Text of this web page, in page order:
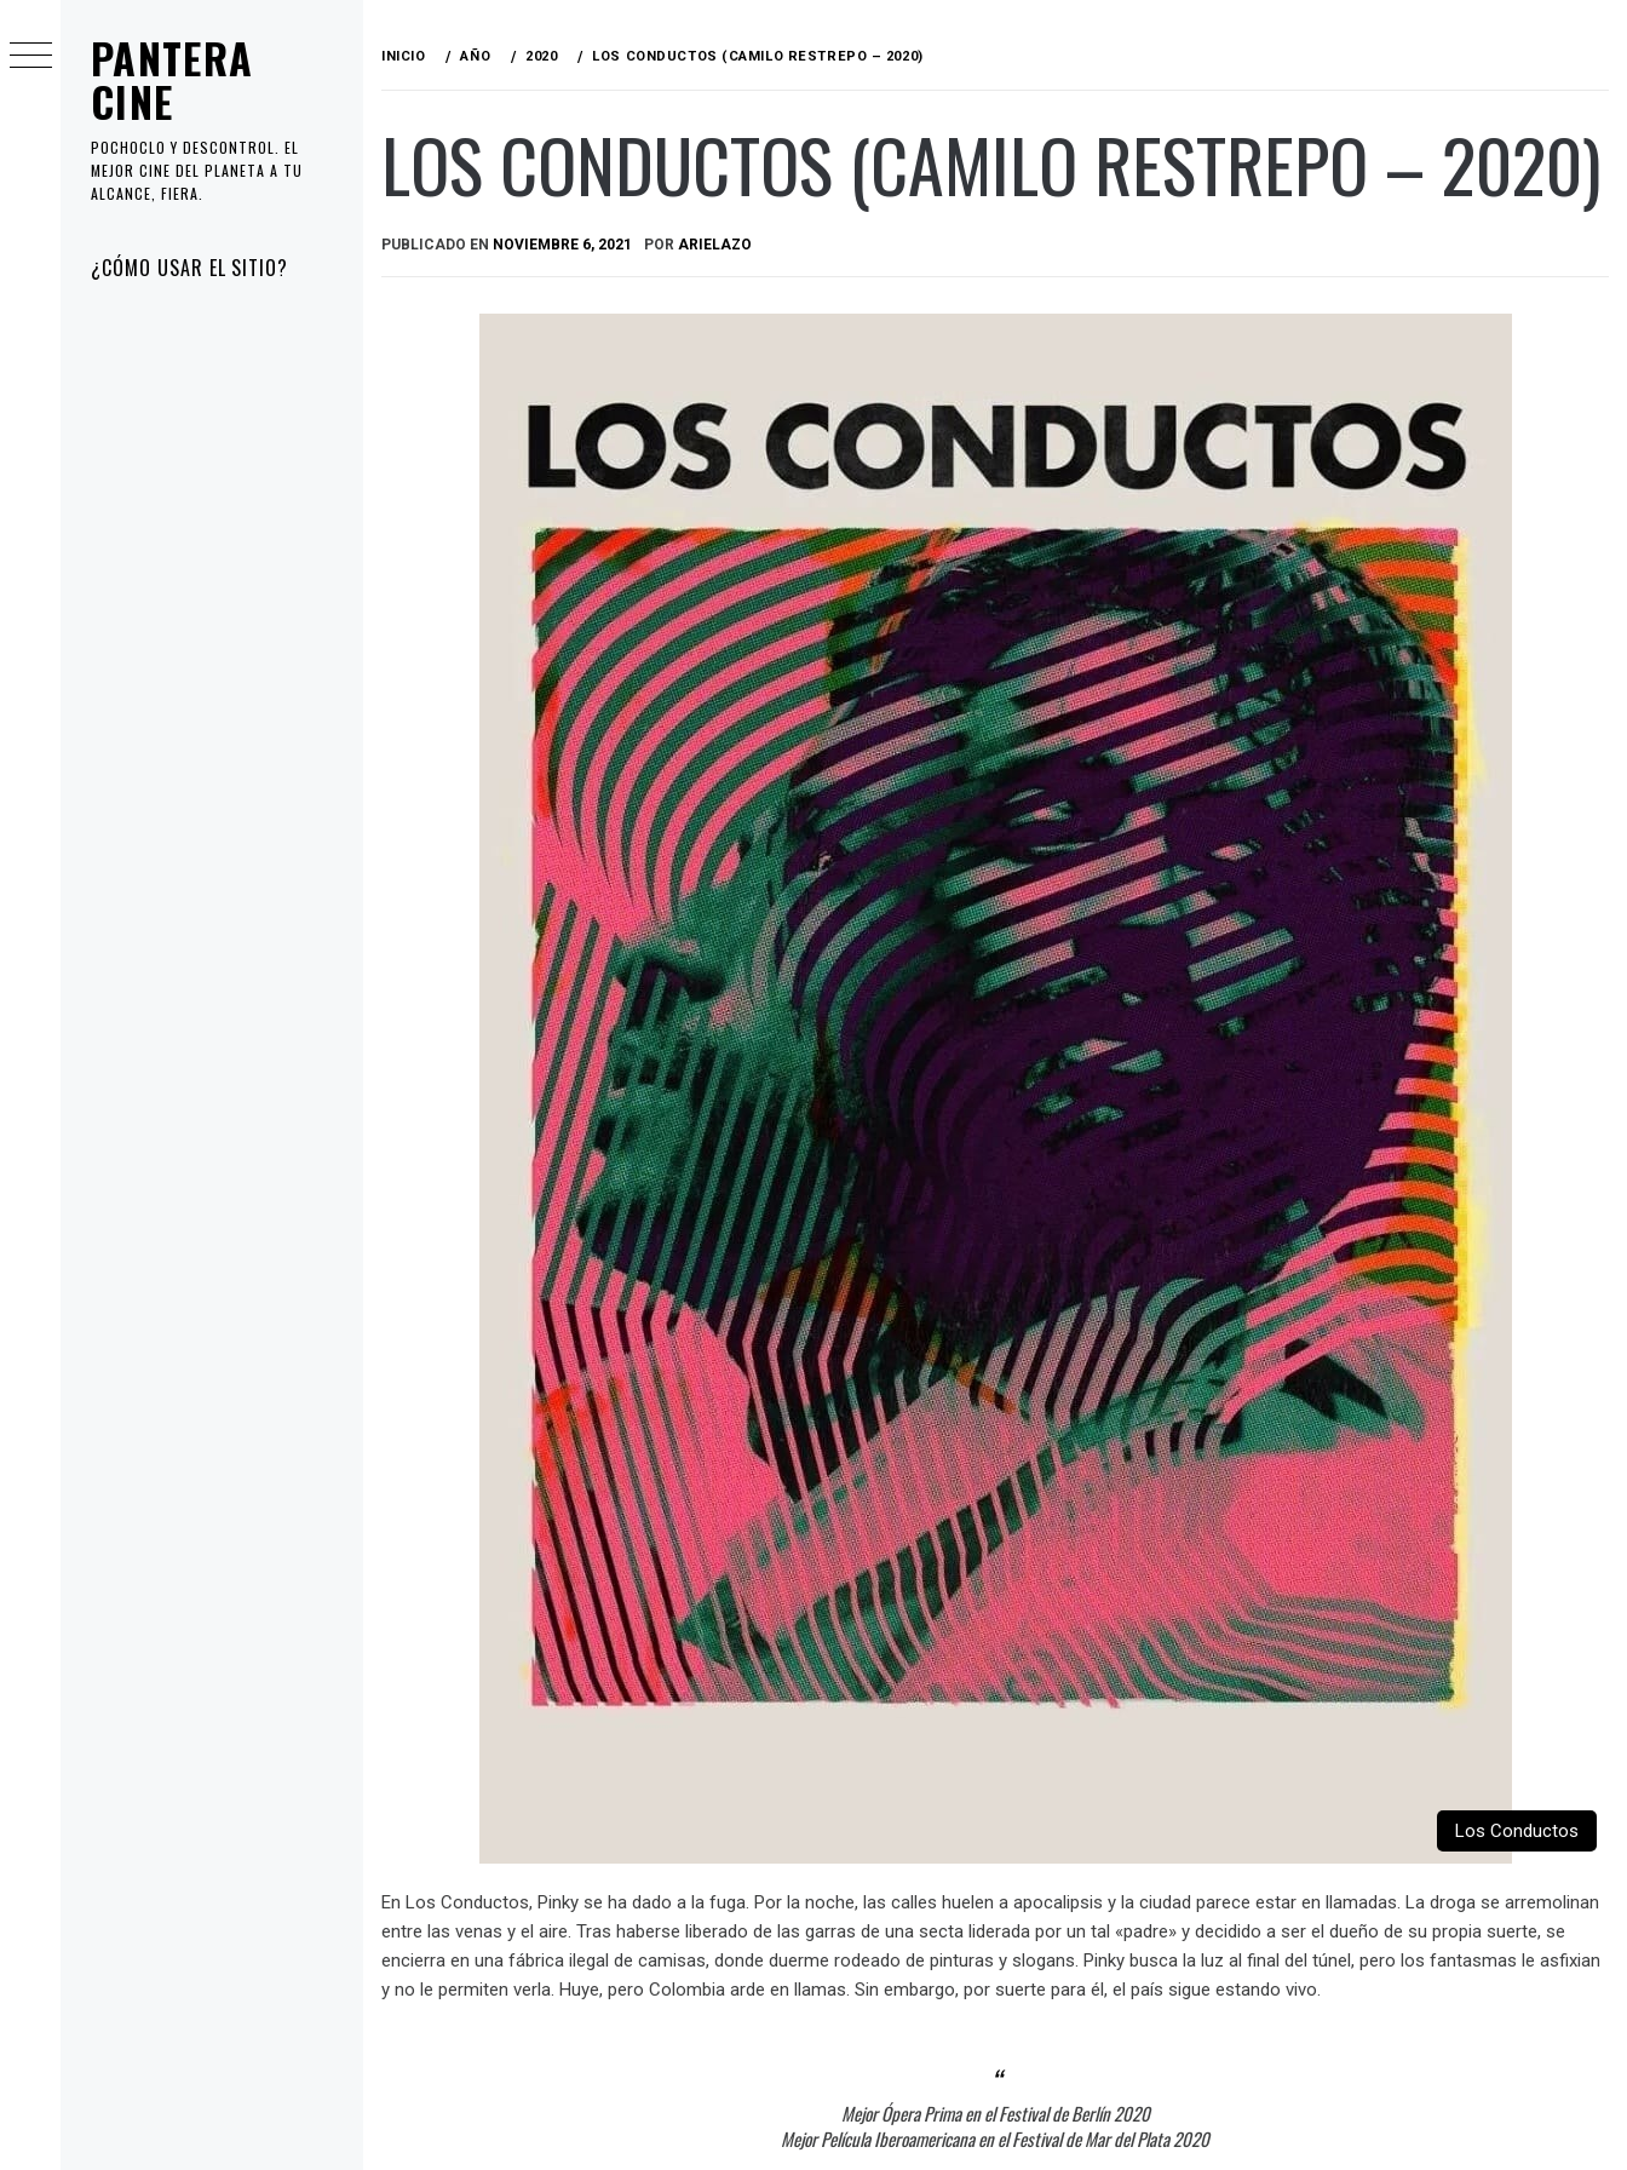
PANTERA
CINE
POCHOCLO Y DESCONTROL. EL
MEJOR CINE DEL PLANETA A TU
ALCANCE, FIERA.
principal
¿CÓMO USAR EL SITIO?
al
contenido
INICIO AÑO 2020 LOS CONDUCTOS (CAMILO RESTREPO – 2020)
LOS CONDUCTOS (CAMILO RESTREPO – 2020)
PUBLICADO EN NOVIEMBRE 6, 2021 POR ARIELAZO
Los Conductos
En Los Conductos, Pinky se ha dado a la fuga. Por la noche, las calles huelen a apocalipsis y la ciudad parece estar en llamadas. La droga se arremolinan
entre las venas y el aire. Tras haberse liberado de las garras de una secta liderada por un tal «padre» y decidido a ser el dueño de su propia suerte, se
encierra en una fábrica ilegal de camisas, donde duerme rodeado de pinturas y slogans. Pinky busca la luz al final del túnel, pero los fantasmas le asfixian
y no le permiten verla. Huye, pero Colombia arde en llamas. Sin embargo, por suerte para él, el país sigue estando vivo.
Mejor Ópera Prima en el Festival de Berlín 2020
Mejor Película Iberoamericana en el Festival de Mar del Plata 2020